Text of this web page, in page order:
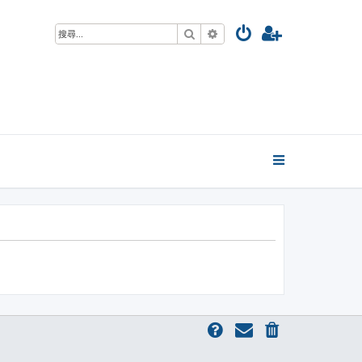
搜尋 進階搜尋